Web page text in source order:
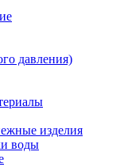
давления)
изделия
воды